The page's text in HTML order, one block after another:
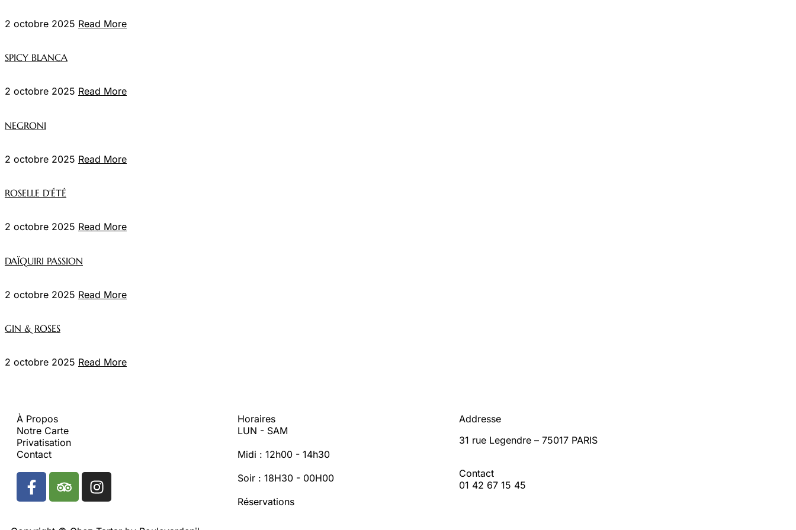
2 octobre 2025 Read More
SPICY BLANCA
2 octobre 2025 Read More
NEGRONI
2 octobre 2025 Read More
ROSELLE D’ÉTÉ
2 octobre 2025 Read More
DAÏQUIRI PASSION
2 octobre 2025 Read More
GIN & ROSES
2 octobre 2025 Read More
À Propos
Notre Carte
Privatisation
Contact
Horaires
LUN - SAM
Midi : 12h00 - 14h30
Soir : 18H30 - 00H00
Réservations
Addresse
31 rue Legendre – 75017 PARIS
Contact
01 42 67 15 45